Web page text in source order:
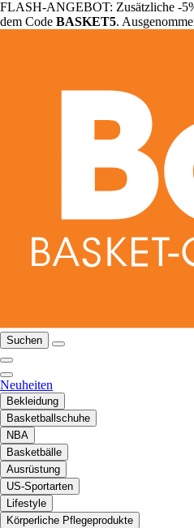
FLASH-ANGEBOT: Zusätzliche -
dem Code BASKET5.
Suchen
Neuheiten
Bekleidung
Basketballschuhe
NBA
Basketbälle
Ausrüstung
US-Sportarten
Lifestyle
Körperliche Pflegeprodukte